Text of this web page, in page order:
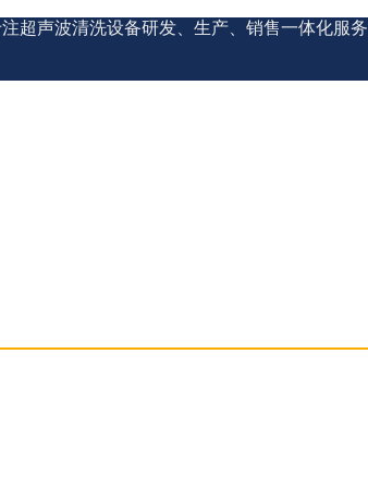
超声波清洗设备研发、生产、销售一体化服